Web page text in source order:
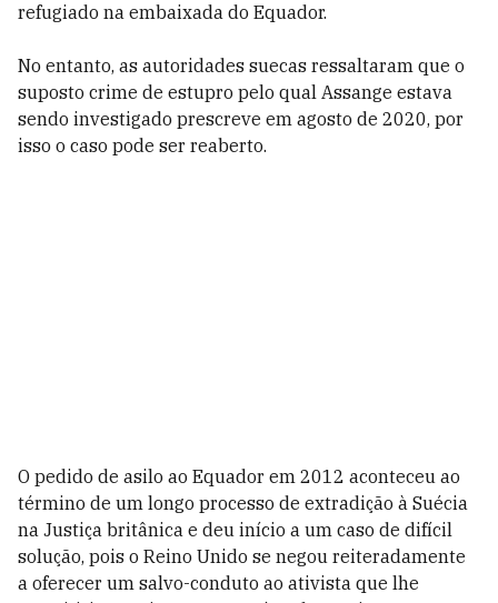
refugiado na embaixada do Equador.
No entanto, as autoridades suecas ressaltaram que o
suposto crime de estupro pelo qual Assange estava
sendo investigado prescreve em agosto de 2020, por
isso o caso pode ser reaberto.
O pedido de asilo ao Equador em 2012 aconteceu ao
término de um longo processo de extradição à Suécia
na Justiça britânica e deu início a um caso de difícil
solução, pois o Reino Unido se negou reiteradamente
a oferecer um salvo-conduto ao ativista que lhe